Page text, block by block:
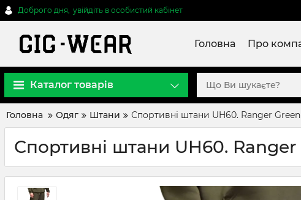
Доброго дня, увійдіть в особистий кабінет
Головна Про
Каталог товарів
Головна Одяг Штани Спортивні штани UH60. Ranger Green
Спортивні штани UH60. Ranger